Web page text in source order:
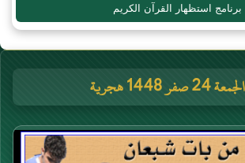
برنامج استظهار القرآن الكريم
صفر 1448 هجرية